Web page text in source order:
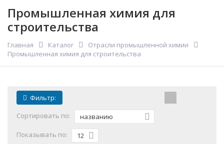
Промышленная химия для
строительства
Главная Каталог
Отрасли промышленной химии
Промышленная химия для строительства
Фильтр:
Сортировать по: названию
Показывать по: 12